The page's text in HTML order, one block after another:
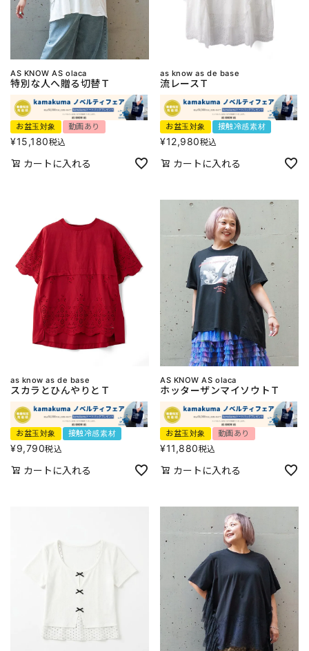
AS KNOW AS olaca
特別な人へ贈る切替Ｔ
お盆玉対象 動画あり
¥15,180税込
カートに入れる
as know as de base
流レースＴ
お盆玉対象 接触冷感素材
¥12,980税込
カートに入れる
as know as de base
スカラとひんやりとＴ
お盆玉対象 接触冷感素材
¥9,790税込
カートに入れる
AS KNOW AS olaca
ホッターザンマイソウトＴ
お盆玉対象 動画あり
¥11,880税込
カートに入れる